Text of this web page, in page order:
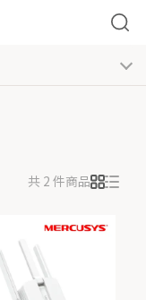
共 2 件商品